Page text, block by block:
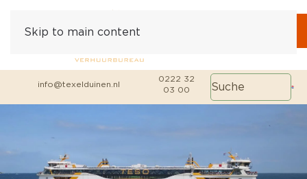
Skip to main content
info@texelduinen.nl
0222 32
03 00